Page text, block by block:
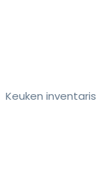
Keuken inventaris